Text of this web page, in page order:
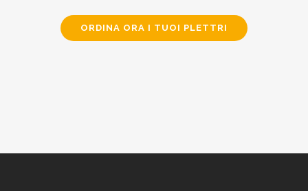
ORDINA ORA I TUOI PLETTRI